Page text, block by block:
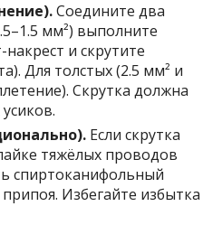
Соедините два
мм²) выполните
и скрутите
Для толстых (2.5 мм² и
Скрутка должна
Если скрутка
тяжёлых проводов
спиртоканифольный
Избегайте избытка